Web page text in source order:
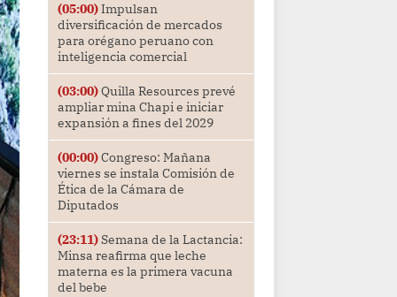
(05:00)Impulsan
diversificación de mercados
para orégano peruano con
inteligencia comercial
(03:00)Quilla Resources prevé
ampliar mina Chapi e iniciar
expansión a fines del 2029
(00:00)Congreso: Mañana
viernes se instala Comisión de
Ética de la Cámara de
Diputados
(23:11)Semana de la Lactancia:
Minsa reafirma que leche
materna es la primera vacuna
del bebe